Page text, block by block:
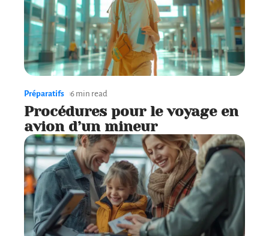
Préparatifs 6 min read
Procédures pour le voyage en
avion d’un mineur